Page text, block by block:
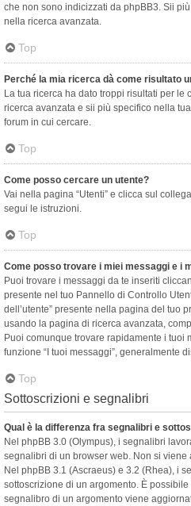
che non sono indicizzati da phpBB3. Sii
nella ricerca avanzata.
Top
Perché la mia ricerca dà come risultato
La tua ricerca ha dato troppi risultati per le
ricerca avanzata e sii più specifico nella
forum in cui cercare.
Top
Come posso cercare un utente?
Vai nella pagina “Utenti” e clicca sul
segui le istruzioni.
Top
Come posso trovare i miei messaggi e i
Puoi trovare i messaggi da te inseriti
presente nel tuo Pannello di Controllo
dell’utente” presente nella pagina del tuo
usando la pagina di ricerca avanzata,
Puoi comunque trovare rapidamente i tuoi
funzione “I tuoi messaggi”, generalmente
Top
Sottoscrizioni e segnalibri
Qual è la differenza fra segnalibri e
Nel phpBB 3.0 (Olympus), i segnalibri
segnalibri di un browser web. Non si
Nel phpBB 3.1 (Ascraeus) e 3.2 (Rhea), i
sottoscrizione di un argomento. È
segnalibro di un argomento viene